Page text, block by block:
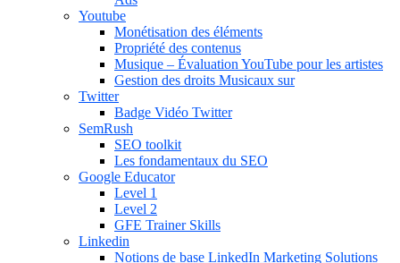
Youtube
Monétisation des éléments
Propriété des contenus
Musique – Évaluation YouTube pour les artistes
Gestion des droits Musicaux sur
Twitter
Badge Vidéo Twitter
SemRush
SEO toolkit
Les fondamentaux du SEO
Google Educator
Level 1
Level 2
GFE Trainer Skills
Linkedin
Notions de base LinkedIn Marketing Solutions